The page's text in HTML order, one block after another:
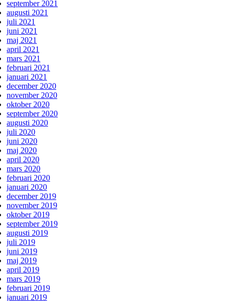
september 2021
augusti 2021
juli 2021
juni 2021
maj 2021
april 2021
mars 2021
februari 2021
januari 2021
december 2020
november 2020
oktober 2020
september 2020
augusti 2020
juli 2020
juni 2020
maj 2020
april 2020
mars 2020
februari 2020
januari 2020
december 2019
november 2019
oktober 2019
september 2019
augusti 2019
juli 2019
juni 2019
maj 2019
april 2019
mars 2019
februari 2019
januari 2019